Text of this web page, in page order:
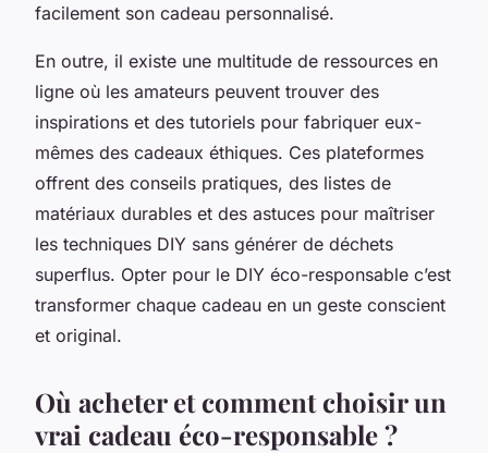
facilement son cadeau personnalisé.
En outre, il existe une multitude de ressources en
ligne où les amateurs peuvent trouver des
inspirations et des tutoriels pour fabriquer eux-
mêmes des cadeaux éthiques. Ces plateformes
offrent des conseils pratiques, des listes de
matériaux durables et des astuces pour maîtriser
les techniques DIY sans générer de déchets
superflus. Opter pour le DIY éco-responsable c’est
transformer chaque cadeau en un geste conscient
et original.
Où acheter et comment choisir un
vrai cadeau éco-responsable ?